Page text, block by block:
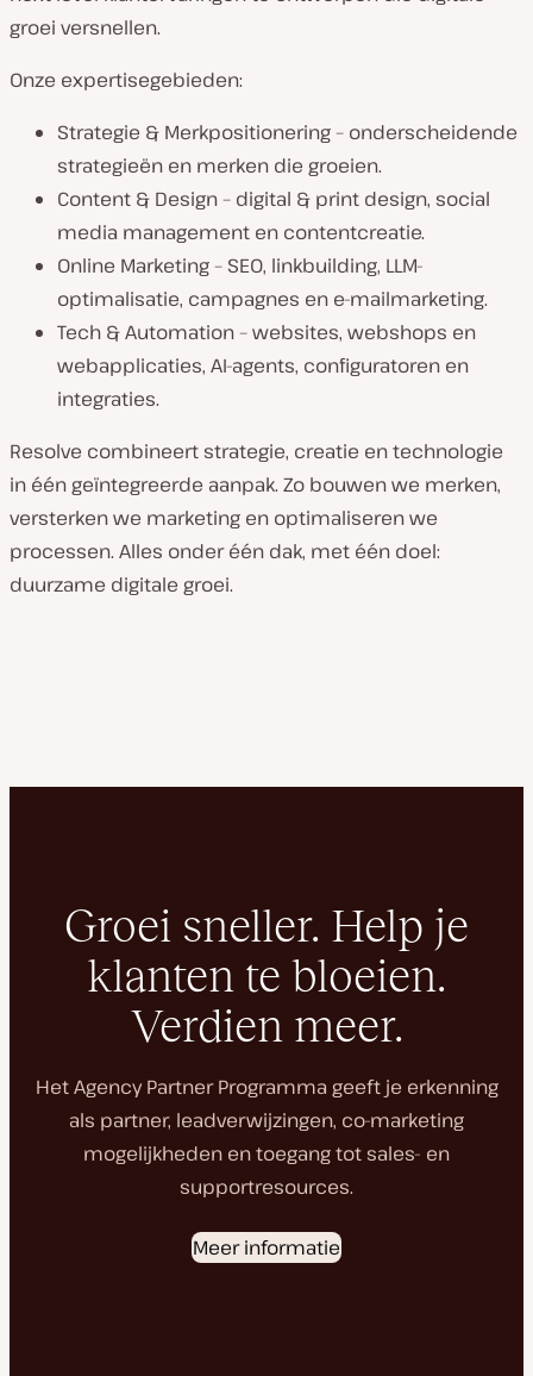
groei versnellen.
Onze expertisegebieden:
Strategie & Merkpositionering – onderscheidende
strategieën en merken die groeien.
Content & Design – digital & print design, social
media management en contentcreatie.
Online Marketing – SEO, linkbuilding, LLM-
optimalisatie, campagnes en e-mailmarketing.
Tech & Automation – websites, webshops en
webapplicaties, AI-agents, configuratoren en
integraties.
Resolve combineert strategie, creatie en technologie
in één geïntegreerde aanpak. Zo bouwen we merken,
versterken we marketing en optimaliseren we
processen. Alles onder één dak, met één doel:
duurzame digitale groei.
Groei sneller. Help je
klanten te bloeien.
Verdien meer.
Het Agency Partner Programma geeft je erkenning
als partner, leadverwijzingen, co-marketing
mogelijkheden en toegang tot sales- en
supportresources.
Meer informatie